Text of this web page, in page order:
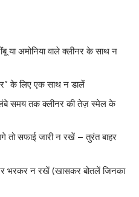
या अमोनिया वाले क्लीनर के साथ न
के लिए एक साथ न डालें
लंबे समय तक क्लीनर की तेज़ स्मेल के
सफाई जारी न रखें – तुरंत बाहर
भरकर न रखें (खासकर बोतलें जिनका